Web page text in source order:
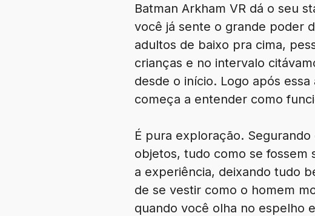
Batman Arkham VR dá o seu
você já sente o grande poder
adultos de baixo pra cima,
crianças e no intervalo
desde o início. Logo após
começa a entender como
É pura exploração.
objetos, tudo como se fossem
a experiência, deixando tudo
de se vestir como o homem
quando você olha no espelho